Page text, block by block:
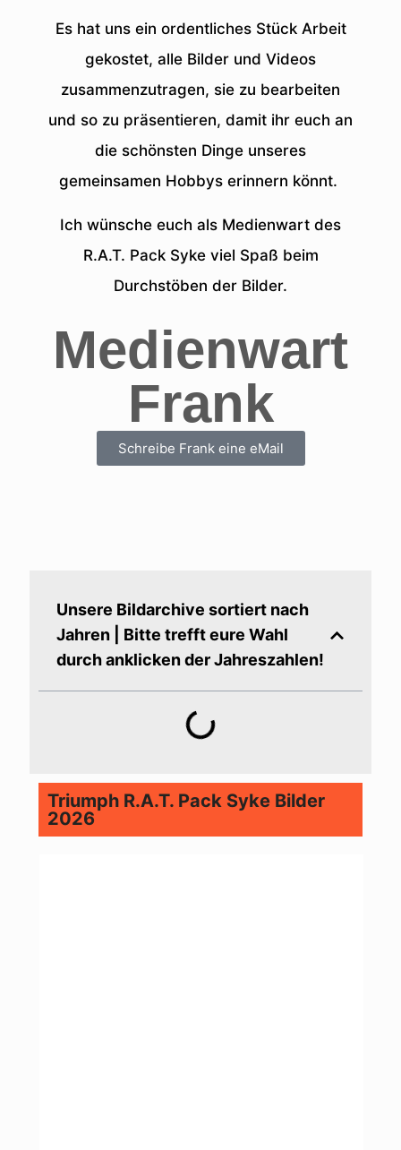
Es hat uns ein ordentliches Stück Arbeit
gekostet, alle Bilder und Videos
zusammenzutragen, sie zu bearbeiten
und so zu präsentieren, damit ihr euch an
die schönsten Dinge unseres
gemeinsamen Hobbys erinnern könnt.
Ich wünsche euch als Medienwart des
R.A.T. Pack Syke viel Spaß beim
Durchstöben der Bilder.
Medienwart
Frank
Schreibe Frank eine eMail
Unsere Bildarchive sortiert nach
Jahren | Bitte trefft eure Wahl
durch anklicken der Jahreszahlen!
Triumph R.A.T. Pack Syke Bilder
2026